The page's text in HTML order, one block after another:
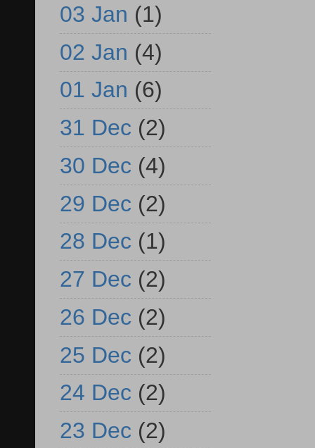
03 Jan (1)
02 Jan (4)
01 Jan (6)
31 Dec (2)
30 Dec (4)
29 Dec (2)
28 Dec (1)
27 Dec (2)
26 Dec (2)
25 Dec (2)
24 Dec (2)
23 Dec (2)